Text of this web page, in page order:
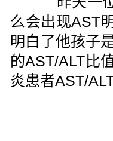
么会出现AST
明白了他孩子
的AST/ALT比
炎患者AST/